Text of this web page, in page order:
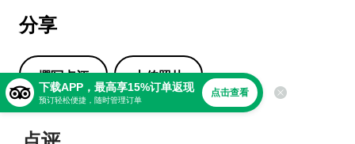
分享
撰写点评 上传照片
下载APP，最高享15%订单返现
预订轻松便捷，随时管理订单
点击查看